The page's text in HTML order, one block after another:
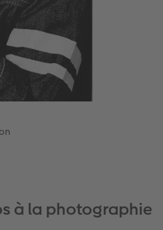
à la photographie